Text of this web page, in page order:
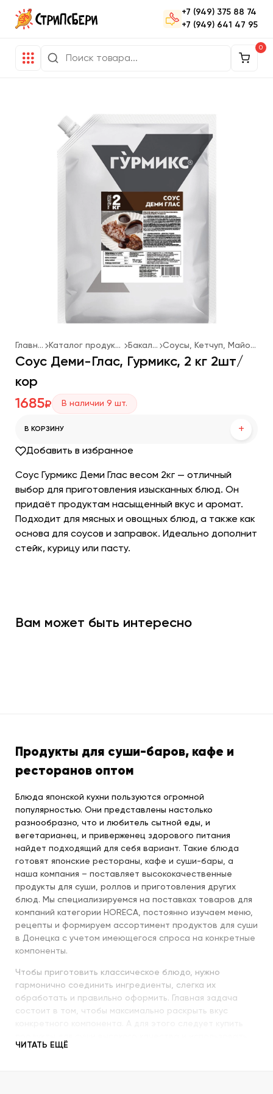
+7 (949) 375 88 74
+7 (949) 641 47 95
0
Главная Каталог продукции Бакалея Соусы, Кетчуп, Майонез
Соус Деми-Глас, Гурмикс, 2 кг 2шт/
кор
1685₽ В наличии 9 шт.
В КОРЗИНУ +
Добавить в избранное
Соус Гурмикс Деми Глас весом 2кг — отличный
выбор для приготовления изысканных блюд. Он
придаёт продуктам насыщенный вкус и аромат.
Подходит для мясных и овощных блюд, а также как
основа для соусов и заправок. Идеально дополнит
стейк, курицу или пасту.
Вам может быть интересно
Продукты для суши-баров, кафе и
ресторанов оптом
Блюда японской кухни пользуются огромной
популярностью. Они представлены настолько
разнообразно, что и любитель сытной еды, и
вегетарианец, и приверженец здорового питания
найдет подходящий для себя вариант. Такие блюда
готовят японские рестораны, кафе и суши-бары, а
наша компания – поставляет высококачественные
продукты для суши, роллов и приготовления других
блюд. Мы специализируемся на поставках товаров для
компаний категории HORECA, постоянно изучаем меню,
рецепты и формируем ассортимент продуктов для суши
в Донецка с учетом имеющегося спроса на конкретные
компоненты.
Чтобы приготовить классическое блюдо, нужно
гармонично соединить ингредиенты, слегка их
обработать и правильно оформить. Главная задача
состоит в том, чтобы максимально раскрыть вкус
их со знанием всех секретов.
ЧИТАТЬ ЕЩЁ